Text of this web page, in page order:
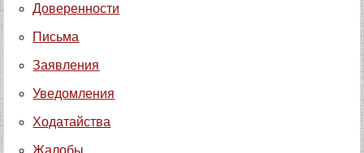
Доверенности
Письма
Заявления
Уведомления
Ходатайства
Жалобы